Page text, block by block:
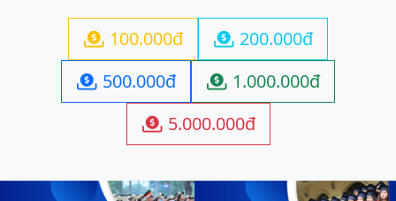
 100.000đ  200.000đ
 500.000đ  1.000.000đ
 5.000.000đ